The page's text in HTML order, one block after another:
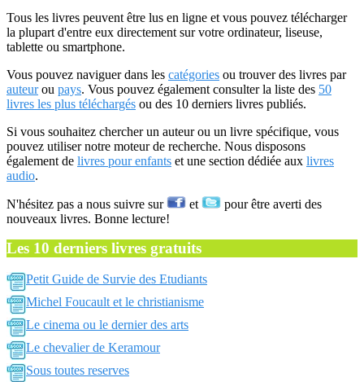
Tous les livres peuvent être lus en ligne et vous pouvez télécharger
la plupart d'entre eux directement sur votre ordinateur, liseuse,
tablette ou smartphone.
Vous pouvez naviguer dans les catégories ou trouver des livres par
auteurou pays. Vous pouvez également consulter la liste des 50
livres les plus téléchargés ou des 10 derniers livres publiés.
Si vous souhaitez chercher un auteur ou un livre spécifique, vous
pouvez utiliser notre moteur de recherche. Nous disposons
également de livres pour enfants et une section dédiée aux livres
audio.
N'hésitez pas a nous suivre sur et
pour être averti des
nouveaux livres. Bonne lecture!
Les 10 derniers livres gratuits
Petit Guide de Survie des Etudiants
Michel Foucault et le christianisme
Le cinema ou le dernier des arts
Le chevalier de Keramour
Sous toutes reserves